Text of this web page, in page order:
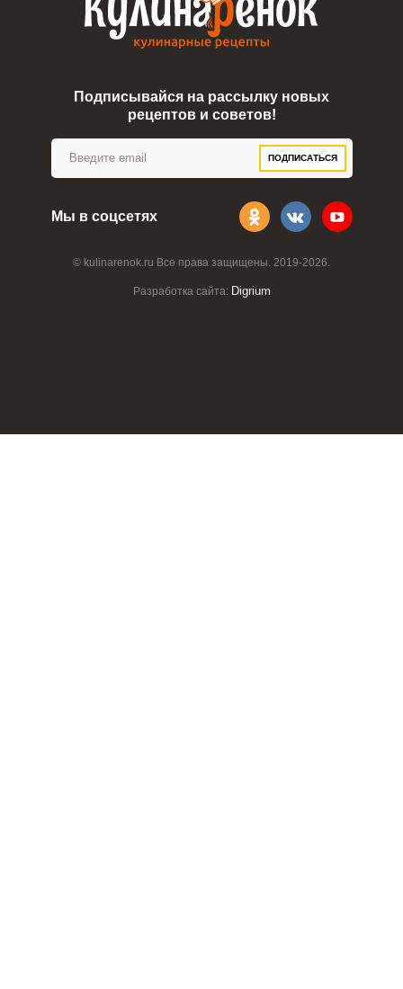
© kulinarenok.ru Все права защищены. 2019-2026.
Разработка сайта: Digrium
Подписывайся на рассылку новых
рецептов и советов!
ПОДПИСАТЬСЯ
Мы в соцсетях